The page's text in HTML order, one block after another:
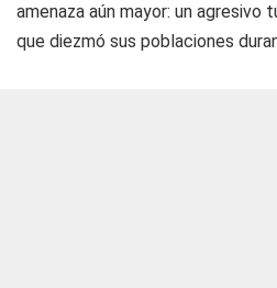
amenaza aún mayor: un agresivo
que diezmó sus poblaciones